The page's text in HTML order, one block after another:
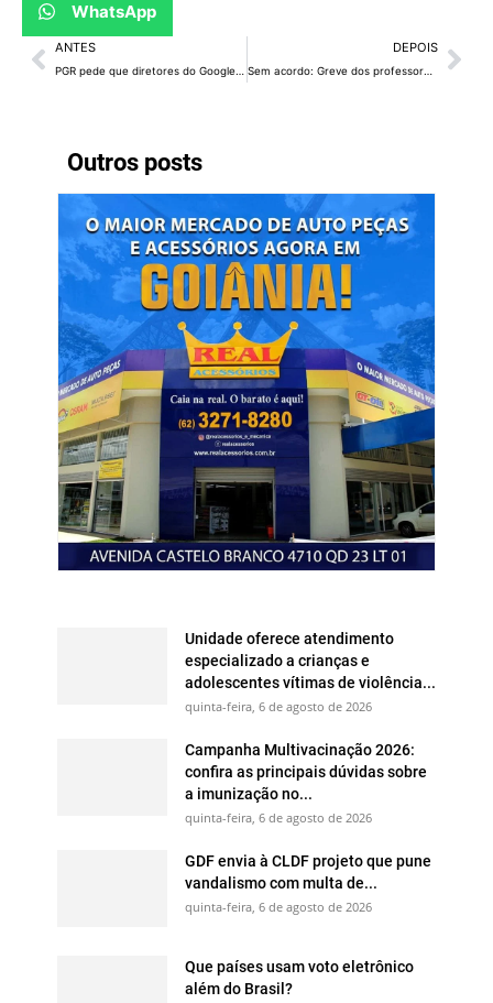
Outros posts
Unidade oferece atendimento
especializado a crianças e
adolescentes vítimas de violência...
quinta-feira, 6 de agosto de 2026
Campanha Multivacinação 2026:
confira as principais dúvidas sobre
a imunização no...
quinta-feira, 6 de agosto de 2026
GDF envia à CLDF projeto que pune
vandalismo com multa de...
quinta-feira, 6 de agosto de 2026
Que países usam voto eletrônico
além do Brasil?
WhatsApp
ANTES DEPOIS
Sem acordo: Greve dos professores continua